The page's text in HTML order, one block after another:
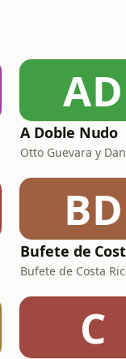
AD
A Doble Nudo
BD
Bufete de Costa
C